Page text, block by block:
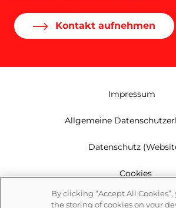
Kontakt aufnehmen
Impressum
Allgemeine
Datenschutz
Cookies
Garantie
By clicking “Accept All
the storing of cookies on your